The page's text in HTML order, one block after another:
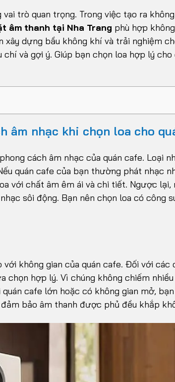
trò quan trọng. Trong việc tạo ra
âm thanh tại Nha Trang phù hợp
xây dựng bầu không khí và trải nghiệm
chí và gợi ý. Giúp bạn chọn loa hợp lý cho
âm nhạc khi chọn loa cho
cách âm nhạc của quán cafe. Loại
quán cafe của bạn thường phát nhạc
với chất âm êm ái và chi tiết. Ngược lại,
sôi động. Bạn nên chọn loa có công
không gian của quán cafe. Đối với các
chọn hợp lý. Vì chúng không chiếm
cafe lớn hoặc có không gian mở,
bảo âm thanh được phủ đều khắp